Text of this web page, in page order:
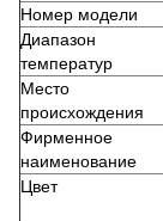
Номер модели
Диапазон
температур
Место
происхождения
Фирменное
наименование
Цвет